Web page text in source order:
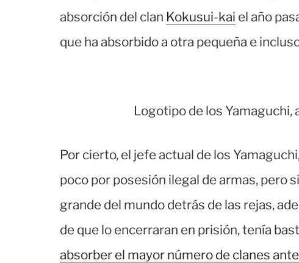
absorción del clan Kokusui-kai el año
que ha absorbido a otra pequeña e
Logotipo de los Yamaguchi,
Por cierto, el jefe actual de los
poco por posesión ilegal de armas, pero
grande del mundo detrás de las rejas,
de que lo encerraran en prisión, tenía
absorber el mayor número de clanes